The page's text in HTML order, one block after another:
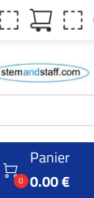

0
Panier
0.00 €